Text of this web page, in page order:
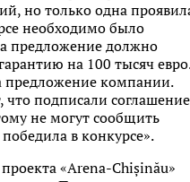
но только одна
необходимо было
а предложение должно
на 100 тысяч евро.
предложение компании.
подписали соглашение
не могут сообщить
в конкурсе».
«Аrena-Сhișinău»